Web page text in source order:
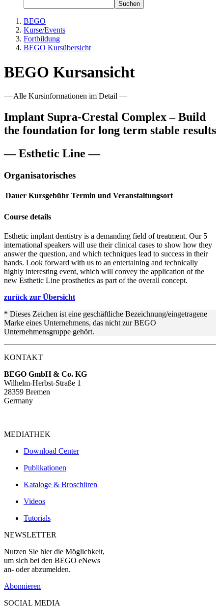
Suchen
BEGO
Kurse/Events
Fortbildung
BEGO Kursübersicht
BEGO Kursansicht
— Alle Kursinformationen im Detail —
Implant Supra-Crestal Complex – Build
the foundation for long term stable results
— Esthetic Line —
Organisatorisches
Dauer Kursgebühr Termin und Veranstaltungsort
Course details
Esthetic implant dentistry is a demanding field of treatment. Our 5
international speakers will use their clinical cases to show how they
answer the question, and which techniques lead to success in their
hands. Look forward with us to an entertaining and technically
highly interesting event, which will convey the application of the
new Esthetic Line prosthetics as part of the overall concept.
zurück zur Übersicht
* Dieses Zeichen ist eine geschäftliche Bezeichnung/eingetragene
Marke eines Unternehmens, das nicht zur BEGO
Unternehmensgruppe gehört.
KONTAKT
BEGO GmbH & Co. KG
Wilhelm-Herbst-Straße 1
28359 Bremen
Germany
MEDIATHEK
Download Center
Publikationen
Kataloge & Broschüren
Videos
Tutorials
NEWSLETTER
Nutzen Sie hier die Möglichkeit,
um sich bei den BEGO eNews
an- oder abzumelden.
Abonnieren
SOCIAL MEDIA